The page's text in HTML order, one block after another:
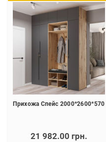
Прихожа Спейс 2000*2600*570
21 982.00 грн.